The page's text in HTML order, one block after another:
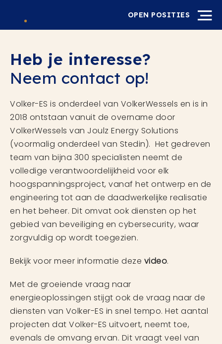
OPEN POSITIES
Heb je interesse?
Neem contact op!
Volker-ES is onderdeel van VolkerWessels en is in
2018 ontstaan vanuit de overname door
VolkerWessels van Joulz Energy Solutions
(voormalig onderdeel van Stedin). Het gedreven
team van bijna 300 specialisten neemt de
volledige verantwoordelijkheid voor elk
hoogspanningsproject, vanaf het ontwerp en de
engineering tot aan de daadwerkelijke realisatie
en het beheer. Dit omvat ook diensten op het
gebied van beveiliging en cybersecurity, waar
zorgvuldig op wordt toegezien.
Bekijk voor meer informatie deze video.
Met de groeiende vraag naar
energieoplossingen stijgt ook de vraag naar de
diensten van Volker-ES in snel tempo. Het aantal
projecten dat Volker-ES uitvoert, neemt toe,
evenals de omvang ervan. Dit vraagt veel van